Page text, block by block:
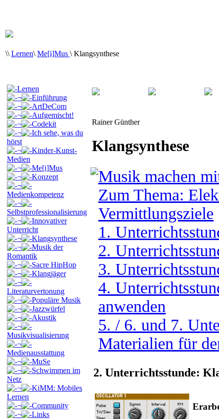
\\ Lernen\ Me[i]Mus \ Klangsynthese
Lernen
¬
Einführung
¬
ArtDeCom
¬
Aufgemischt!
¬
Codekit
¬
Ich sehe, was du
hörst
¬
Kinder-Kunst-
Medien
¬
Me[i]Mus
¬
Konzept
¬
Medienkompetenz
¬
Selbstprofessionalisierung
¬
Innovativer
Unterricht
¬
Klangsynthese
¬
Musik der
Romantik
¬
Sacre HipHop
¬
Klangjäger
¬
Literaturvertonung
¬
Populäre Musik
¬
Jazzwürfel
¬
Akustik
¬
Musikvisualisierung
¬
Medienausstattung
¬
MuSe
¬
Schwimmen im
Netz
¬
KiMM: Mobiles
Lernen
¬
Community
¬
Links
Rainer Günther
Klangsynthese
Musik machen
Zum Thema:
Vermittlungsziele
1.
2.
3.
4.
anwenden
5. / 6. und 7.
Materialien für
2. Unterrichtsstunde: